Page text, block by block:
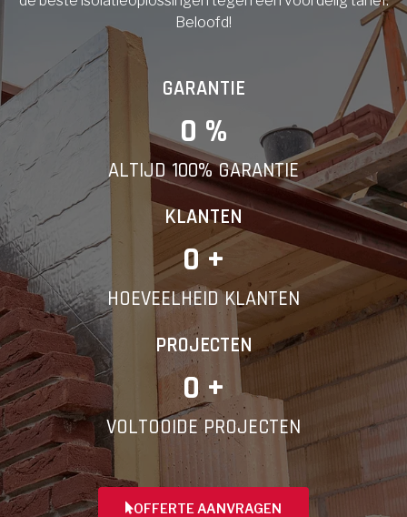
Beloofd!
GARANTIE
0 %
ALTIJD 100% GARANTIE
KLANTEN
0 +
HOEVEELHEID KLANTEN
PROJECTEN
0 +
VOLTOOIDE PROJECTEN
OFFERTE AANVRAGEN